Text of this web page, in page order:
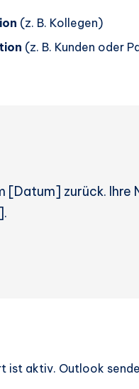
(z. B. Kollegen)
(z. B. Kunden oder
[Datum] zurück.
ist aktiv. Outlook